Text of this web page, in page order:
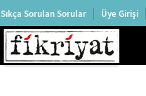
Sıkça Sorulan Sorular Üye Girişi